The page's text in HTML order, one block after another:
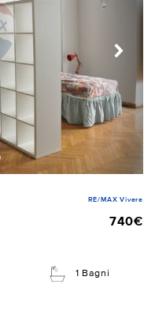
RE/MAX Vivere
740€
1 Bagni